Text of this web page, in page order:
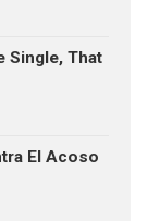
Single, That
El Acoso